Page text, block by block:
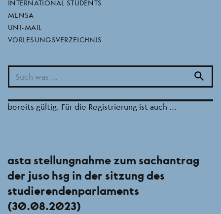
INTERNATIONAL STUDENTS
MENSA
UNI-MAIL
VORLESUNGSVERZEICHNIS
search
neuer aktionscode für das db call a
bike
Ab dem 17.10.2023 ist ein neuer Aktionscode für die
Call a Bike Student Flat im im WiSe 23/24 nötig. Der
bereits gültig. Für die Registrierung ist auch ...
asta stellungnahme zum sachantrag
der juso hsg in der sitzung des
studierendenparlaments
(30.08.2023)